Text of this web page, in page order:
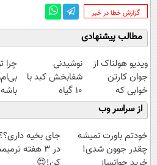
‌گزارش خطا در خبر
مطالب پیشنهادی
ویدیو هولناک از
جوان کارتن
خوابی که
میلیاردر شد.
آموزش رایگان
نوشیدنی
شفابخش کبد با
10 گیاه
موثر(تخفیف تا
امشب)
چرا
از سراسر وب
خودتم باورت نمیشه
چقدر جوون شدی!
جای بخیه
در 3 هفته